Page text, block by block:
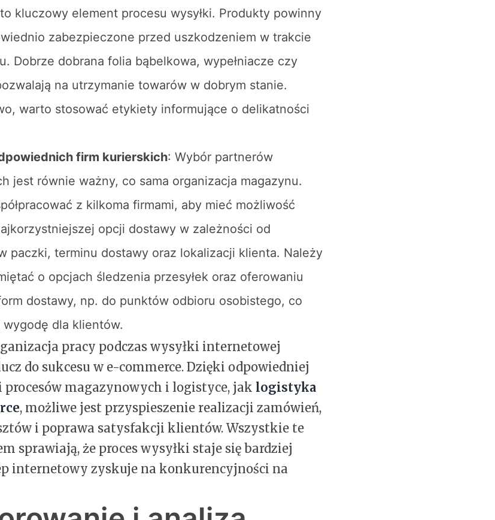
kluczowy element procesu wysyłki. Produkty powinny
zabezpieczone przed uszkodzeniem w trakcie
Dobrze dobrana folia bąbelkowa, wypełniacze czy
na utrzymanie towarów w dobrym stanie.
warto stosować etykiety informujące o delikatności
firm kurierskich: Wybór partnerów
jest równie ważny, co sama organizacja magazynu.
z kilkoma firmami, aby mieć możliwość
opcji dostawy w zależności od
paczki, terminu dostawy oraz lokalizacji klienta. Należy
o opcjach śledzenia przesyłek oraz oferowaniu
dostawy, np. do punktów odbioru osobistego, co
wygodę dla klientów.
pracy podczas wysyłki internetowej
do sukcesu w e-commerce. Dzięki odpowiedniej
magazynowych i logistyce, jak logistyka
, możliwe jest przyspieszenie realizacji zamówień,
i poprawa satysfakcji klientów. Wszystkie te
sprawiają, że proces wysyłki staje się bardziej
internetowy zyskuje na konkurencyjności na